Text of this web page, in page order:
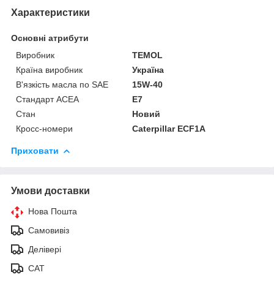
Характеристики
Основні атрибути
Виробник
TEMOL
Країна виробник
Україна
В'язкість масла по SAE
15W-40
Стандарт ACEA
E7
Стан
Новий
Кросс-номери
Caterpillar ECF1A
Приховати
Умови доставки
Нова Пошта
Самовивіз
Делівері
САТ